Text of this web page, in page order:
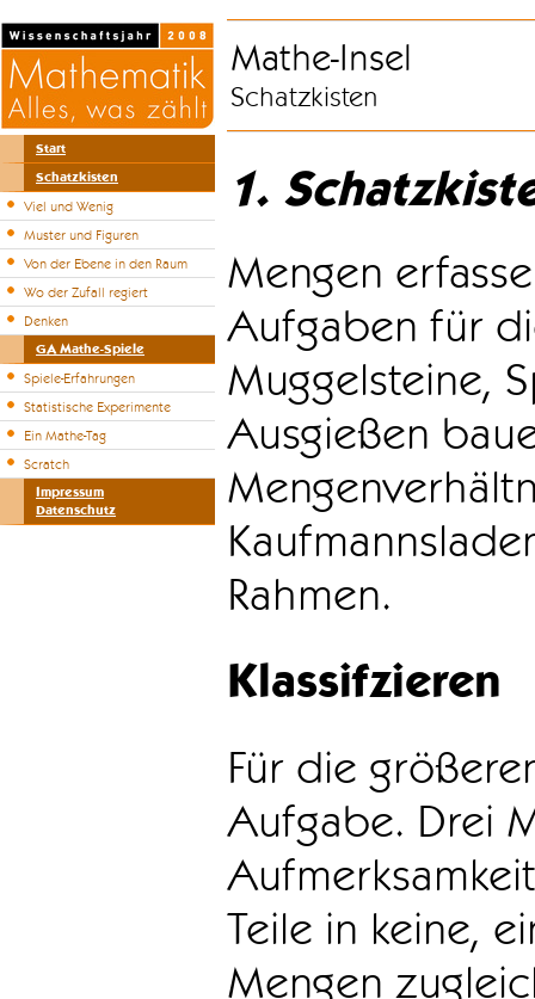
Start
Schatzkisten
Viel und Wenig
Muster und Figuren
Von der Ebene in den Raum
Wo der Zufall regiert
Denken
GA Mathe-Spiele
Spiele-Erfahrungen
Statistische Experimente
Ein Mathe-Tag
Scratch
Impressum
Datenschutz
Mathe-Insel
Schatzkisten
1.
Mengen
Aufgaben für
Muggelsteine,
Ausgießen
Rahmen.
Klassifzieren
Für die
Aufgabe. Drei
Teile in keine,
Mengen